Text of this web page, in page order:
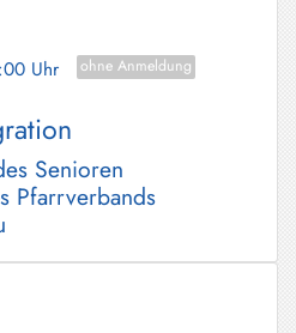
Uhr ohne Anmeldung
Senioren
Pfarrverbands